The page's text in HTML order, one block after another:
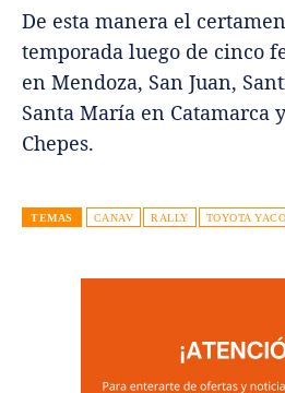
De esta manera el
temporada luego de cinco
en Mendoza, San Juan,
Santa María en Catamarca
Chepes.
TEMAS CANAV RALLY TOYOTA